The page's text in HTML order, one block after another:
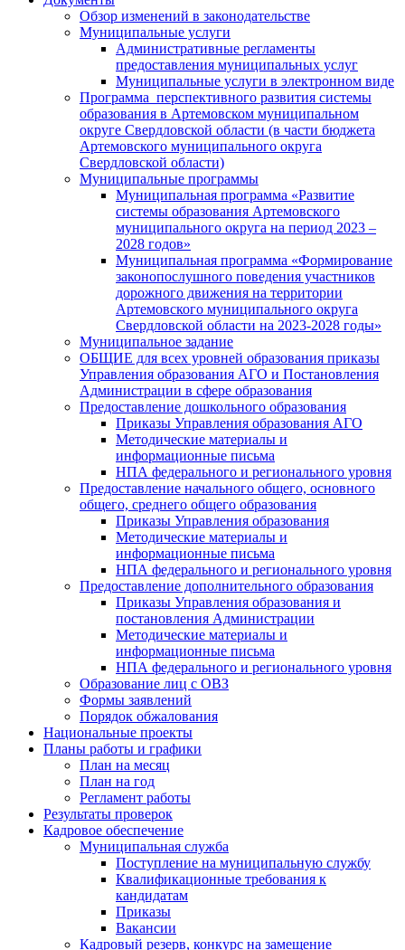
Обзор изменений в законодательстве
Муниципальные услуги
Административные регламенты
предоставления муниципальных услуг
Муниципальные услуги в электронном виде
Программа перспективного развития системы
образования в Артемовском муниципальном
округе Свердловской области (в части бюджета
Артемовского муниципального округа
Свердловской области)
Муниципальные программы
Муниципальная программа «Развитие
системы образования Артемовского
муниципального округа на период 2023 –
2028 годов»
Муниципальная программа «Формирование
законопослушного поведения участников
дорожного движения на территории
Артемовского муниципального округа
Свердловской области на 2023-2028 годы»
Муниципальное задание
ОБЩИЕ для всех уровней образования приказы
Управления образования АГО и Постановления
Администрации в сфере образования
Предоставление дошкольного образования
Приказы Управления образования АГО
Методические материалы и
информационные письма
НПА федерального и регионального уровня
Предоставление начального общего, основного
общего, среднего общего образования
Приказы Управления образования
Методические материалы и
информационные письма
НПА федерального и регионального уровня
Предоставление дополнительного образования
Приказы Управления образования и
постановления Администрации
Методические материалы и
информационные письма
НПА федерального и регионального уровня
Образование лиц с ОВЗ
Формы заявлений
Порядок обжалования
Национальные проекты
Планы работы и графики
План на месяц
План на год
Регламент работы
Результаты проверок
Кадровое обеспечение
Муниципальная служба
Поступление на муниципальную службу
Квалификационные требования к
кандидатам
Приказы
Вакансии
Кадровый резерв, конкурс на замещение